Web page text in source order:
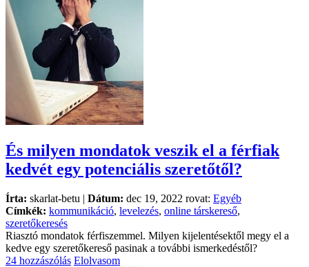
És milyen mondatok veszik el a férfiak
kedvét egy potenciális szeretőtől?
Írta: skarlat-betu | Dátum: dec 19, 2022 rovat: Egyéb
Címkék: kommunikáció, levelezés, online társkereső,
szeretőkeresés
Riasztó mondatok férfiszemmel. Milyen kijelentésektől megy el a
kedve egy szeretőkereső pasinak a további ismerkedéstől?
24 hozzászólás Elolvasom